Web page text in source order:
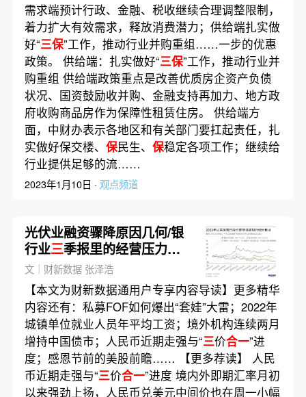
需求端预计行政、金融、税收继续合理调整限制，
着力扩大有效需求，释放消费潜力；供给端扎实做
好“三保”工作，推动行业并购重组……一步的优惠
政策。 供给端：扎实做好“三保”工作，推动行业并
购重组 供给端政策重点是改善优质房企资产负债
状况、国资鼓励收并购、金融支持再加力、地方政
府收购商品房作为保障性租赁住房。 供给端方
面，中财办表示各地区和有关部门要扛起责任，扎
实做好保交楼、 保民生、 保稳定各项工作；继续给
行业提供足够的流……
2023年1月10日 · 观点频道
光伏业融资骤降原因几何/银
行业三季报里的经营压力｜
数据精华
文｜财新数据 张泽浩
【本文为财新数据通用户专享内容导读】更多精华
内容还有：私募FOF如何爆出“套娃”大雷；2022年
城镇单位就业人员年平均工资；境外机构连续两月
增持中国债市；人民币近期走强与“三价合一”进
度；感恩节前的美股前瞻…… 【更多荐读】 人民
币近期走强与“三价合一”进度 境内外即期汇率月初
以来强劲上扬，人民币兑美元中间价也在周一小幅